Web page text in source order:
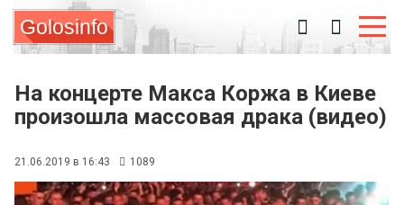
Golosinfo
На концерте Макса Коржа в Киеве
произошла массовая драка (видео)
21.06.2019 в 16:43 1089